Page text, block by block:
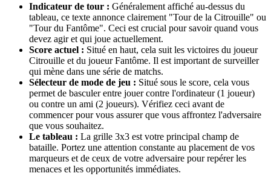
Indicateur de tour : Généralement affiché au-dessus du
tableau, ce texte annonce clairement "Tour de la Citrouille" ou
"Tour du Fantôme". Ceci est crucial pour savoir quand vous
devez agir et qui joue actuellement.
Score actuel : Situé en haut, cela suit les victoires du joueur
Citrouille et du joueur Fantôme. Il est important de surveiller
qui mène dans une série de matchs.
Sélecteur de mode de jeu : Situé sous le score, cela vous
permet de basculer entre jouer contre l'ordinateur (1 joueur)
ou contre un ami (2 joueurs). Vérifiez ceci avant de
commencer pour vous assurer que vous affrontez l'adversaire
que vous souhaitez.
Le tableau : La grille 3x3 est votre principal champ de
bataille. Portez une attention constante au placement de vos
marqueurs et de ceux de votre adversaire pour repérer les
menaces et les opportunités immédiates.